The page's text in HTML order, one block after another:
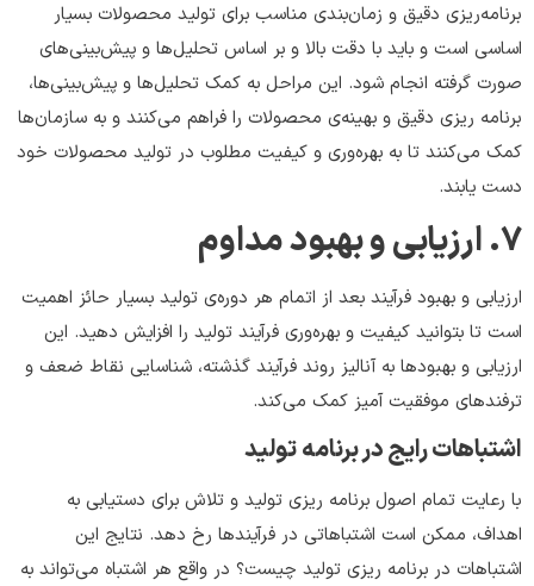
برنامه‌ریزی دقیق و زمان‌بندی مناسب برای تولید محصولات بسیار
اساسی است و باید با دقت بالا و بر اساس تحلیل‌ها و پیش‌بینی‌های
صورت گرفته انجام شود. این مراحل به کمک تحلیل‌ها و پیش‌بینی‌ها،
برنامه ‌ریزی دقیق و بهینه‌ی محصولات را فراهم می‌کنند و به سازمان‌ها
کمک می‌کنند تا به بهره‌وری و کیفیت مطلوب در تولید محصولات خود
دست یابند.
۷.ارزیابی و بهبود مداوم
ارزیابی و بهبود فرآیند بعد از اتمام هر دوره‌ی تولید بسیار حائز اهمیت
است تا بتوانید کیفیت و بهره‌وری فرآیند تولید را افزایش دهید. این
ارزیابی و بهبودها به آنالیز روند فرآیند گذشته، شناسایی نقاط ضعف و
ترفندهای موفقیت آمیز کمک می‌کند.
اشتباهات رایج در برنامه تولید
با رعایت تمام اصول برنامه ریزی تولید و تلاش برای دستیابی به
اهداف، ممکن است اشتباهاتی در فرآیندها رخ دهد. نتایج این
اشتباهات در برنامه ریزی تولید چیست؟ در واقع هر اشتباه می‌تواند به